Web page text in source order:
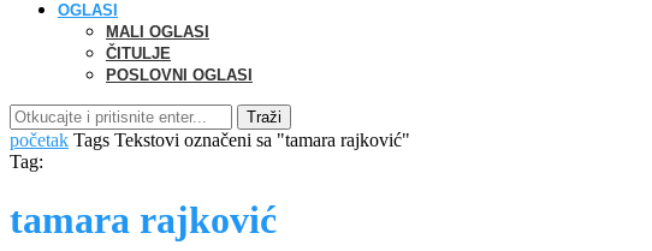
OGLASI
MALI OGLASI
ČITULJE
POSLOVNI OGLASI
Traži
početak Tags Tekstovi označeni sa "tamara rajković"
Tag:
tamara rajković